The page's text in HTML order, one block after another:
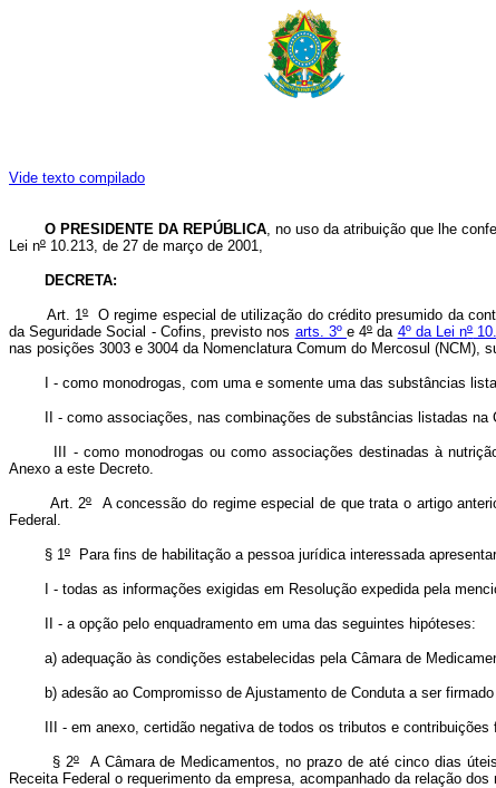
Vide texto compilado
O PRESIDENTE DA REPÚBLICA, no uso da atribuição que lhe
Lei nº 10.213, de 27 de março de 2001,
DECRETA:
Art. 1ºO regime especial de utilização do crédito presumido da
da Seguridade Social - Cofins, previsto nos arts. 3º e 4ºda 4º da Lei nº
nas posições 3003 e 3004 da Nomenclatura Comum do Mercosul (NCM),
I - como monodrogas, com uma e somente uma das substâncias
II - como associações, nas combinações de substâncias listadas
III - como monodrogas ou como associações destinadas à
Anexo a este Decreto.
Art. 2ºA concessão do regime especial de que trata o artigo
Federal.
§ 1º Para fins de habilitação a pessoa jurídica interessada
I - todas as informações exigidas em Resolução expedida pela
II - a opção pelo enquadramento em uma das seguintes hipóteses:
a) adequação às condições estabelecidas pela Câmara de
b) adesão ao Compromisso de Ajustamento de Conduta a ser
III - em anexo, certidão negativa de todos os tributos e contribuições
§ 2ºA Câmara de Medicamentos, no prazo de até cinco dias
Receita Federal o requerimento da empresa, acompanhado da relação